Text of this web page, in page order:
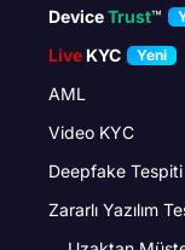
DeviceTrust™
Live KYC Yeni
AML
Video KYC
Deepfake Tespiti
Zararlı Yazılım